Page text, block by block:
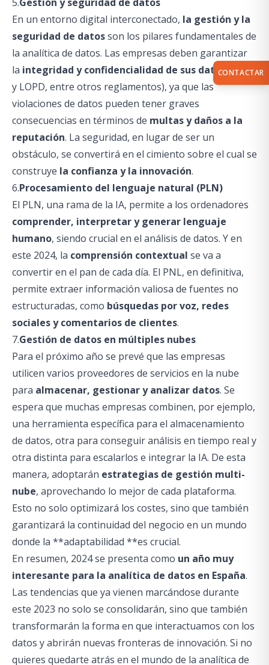
En un entorno digital interconectado, la gestión y la
seguridad de datosson los pilares fundamentales de
la analítica de datos. Las empresas deben garantizar
la integridad y confidencialidad de sus datos(GDPR
y LOPD, entre otros reglamentos), ya que las
violaciones de datos pueden tener graves
consecuencias en términos de multas y daños a la
reputación. La seguridad, en lugar de ser un
obstáculo, se convertirá en el cimiento sobre el cual se
construye la confianza y la innovación.
6.Procesamiento del lenguaje natural (PLN)
El PLN, una rama de la IA, permite a los ordenadores
comprender, interpretar y generar lenguaje
humano, siendo crucial en el análisis de datos. Y en
este 2024, la comprensión contextual se va a
convertir en el pan de cada día. El PNL, en definitiva,
permite extraer información valiosa de fuentes no
estructuradas, como búsquedas por voz, redes
sociales y comentarios de clientes.
7.Gestión de datos en múltiples nubes
Para el próximo año se prevé que las empresas
utilicen varios proveedores de servicios en la nube
para almacenar, gestionar y analizar datos. Se
espera que muchas empresas combinen, por ejemplo,
una herramienta específica para el almacenamiento
de datos, otra para conseguir análisis en tiempo real y
otra distinta para escalarlos e integrar la IA. De esta
manera, adoptarán estrategias de gestión multi-
nube, aprovechando lo mejor de cada plataforma.
Esto no solo optimizará los costes, sino que también
garantizará la continuidad del negocio en un mundo
donde la **adaptabilidad **es crucial.
En resumen, 2024 se presenta como un año muy
interesante para la analítica de datos en España.
Las tendencias que ya vienen marcándose durante
este 2023 no solo se consolidarán, sino que también
transformarán la forma en que interactuamos con los
datos y abrirán nuevas fronteras de innovación. Si no
quieres quedarte atrás en el mundo de la analítica de
CONTACTAR